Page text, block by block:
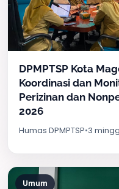
DPMPTSP Kota
Koordinasi dan
Perizinan dan
2026
Humas DPMPTSP•3
Umum